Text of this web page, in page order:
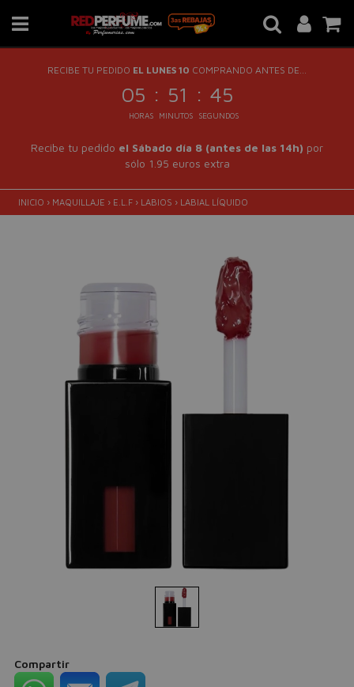
RECIBE TU PEDIDO EL LUNES 10 COMPRANDO ANTES DE...
05 : 51 : 45
HORAS MINUTOS SEGUNDOS
Recibe tu pedido el Sábado día 8 (antes de las 14h) por
sólo 1.95 euros extra
INICIO › MAQUILLAJE › E.L.F › LABIOS › LABIAL LÍQUIDO
Compartir